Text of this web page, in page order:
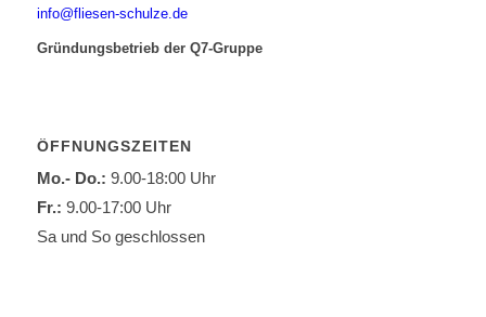
info@fliesen-schulze.de
Gründungsbetrieb der Q7-Gruppe
ÖFFNUNGSZEITEN
Mo.- Do.: 9.00-18:00 Uhr
Fr.: 9.00-17:00 Uhr
Sa und So geschlossen